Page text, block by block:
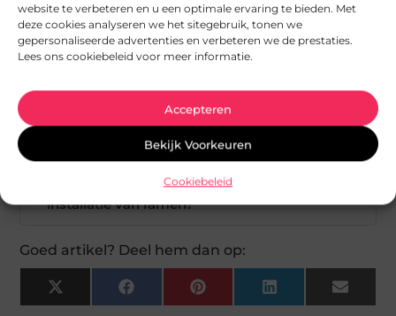
website te verbeteren en u een optimale ervaring te bieden. Met
deze cookies analyseren we het sitegebruik, tonen we
gepersonaliseerde advertenties en verbeteren we de prestaties.
Lees ons cookiebeleid voor meer informatie.
Accepteren
Bekijk Voorkeuren
Cookiebeleid
Hoe verloopt het installatieproces van
PVC-ramen?
▼
Waarom is winter het beste seizoen voor
raamvervanging?
Wat zijn de voordelen van winterse
installatie van ramen?
Goed artikel? Deel hem dan op:
X
(Twitter)
FacebookPinterest LinkedIn Email